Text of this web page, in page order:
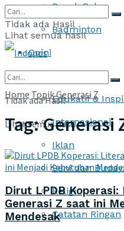
Sepak Bola
Badminton
Opini
Edukatif &
Internasional
Iklan
Seni dan
Religi
Catatan Ringan
Tidak ada Hasil
Lihat semua hasil
Tidak ada Hasil
Lihat semua hasil
Home TopikGenerasi Z
Tag:Generasi
Dirut LPDB
Generasi Z saat ini
Mendesak